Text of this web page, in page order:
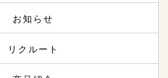
お知らせ
リクルート